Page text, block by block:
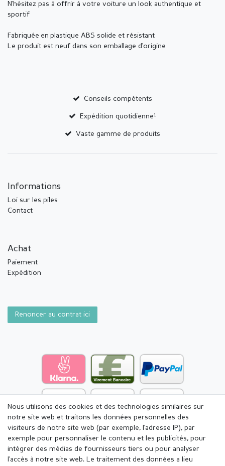
N'hésitez pas à offrir à votre voiture un look authentique et
sportif
Fabriquée en plastique ABS solide et résistant
Le produit est neuf dans son emballage d'origine
Conseils compétents
Expédition quotidienne¹
Vaste gamme de produits
Informations
Loi sur les piles
Contact
Achat
Paiement
Expédition
Renoncer au contrat ici
Nous utilisons des cookies et des technologies similaires sur
notre site web et traitons les données personnelles des
visiteurs de notre site web (par exemple, l'adresse IP), par
exemple pour personnaliser le contenu et les publicités, pour
intégrer des médias de fournisseurs tiers ou pour analyser
l'accès à notre site web. Le traitement des données a lieu